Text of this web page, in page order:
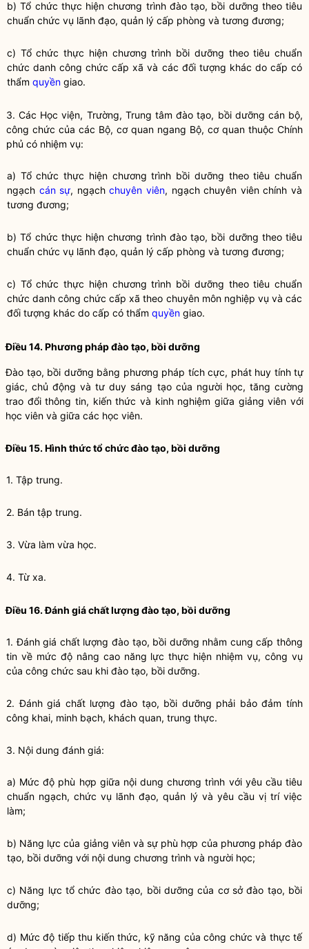
b) Tổ chức thực hiện chương trình đào tạo, bồi dưỡng theo tiêu
chuẩn chức vụ lãnh đạo, quản lý cấp phòng và tương đương;
c) Tổ chức thực hiện chương trình bồi dưỡng theo tiêu chuẩn
chức danh công chức cấp xã và các đối tượng khác do cấp có
thẩm quyền giao.
3. Các Học viện, Trường, Trung tâmđào tạo, bồi dưỡng cán bộ,
công chức của các Bộ, cơ quan ngang Bộ, cơ quan thuộc Chính
phủ có nhiệm vụ:
a) Tổ chức thực hiện chương trình bồi dưỡng theo tiêu chuẩn
ngạch cán sự, ngạchchuyên viên, ngạchchuyên viênchính và
tương đương;
b) Tổ chức thực hiện chương trình đào tạo, bồi dưỡng theo tiêu
chuẩn chức vụ lãnh đạo, quản lý cấp phòng và tương đương;
c) Tổ chức thực hiện chương trình bồi dưỡng theo tiêu chuẩn
chức danh công chức cấp xã theo chuyên môn nghiệp vụ và các
đối tượng khác do cấp có thẩm quyền giao.
Điều 14. Phương phápđào tạo, bồi dưỡng
Đào tạo, bồi dưỡng bằng phương pháp tích cực, phát huy tính tự
giác, chủ động và tư duy sáng tạo của người học, tăng cường
trao đổi thông tin, kiến thức và kinh nghiệm giữa giảng viên với
học viên và giữa các học viên.
Điều 15. Hình thức tổ chứcđào tạo, bồi dưỡng
1. Tập trung.
2. Bán tập trung.
3. Vừa làm vừa học.
4. Từ xa.
Điều 16. Đánh giá chất lượng đào tạo, bồi dưỡng
1. Đánh giá chất lượng đào tạo, bồi dưỡng nhằm cung cấp thông
tin về mức độ nâng cao năng lực thực hiện nhiệm vụ,công vụ
của công chức sau khi đào tạo, bồi dưỡng.
2. Đánh giá chất lượng đào tạo, bồi dưỡng phải bảo đảm tính
công khai, minh bạch, khách quan, trung thực.
3. Nội dung đánh giá:
a) Mức độ phù hợp giữa nội dung chương trình với yêu cầu tiêu
chuẩn ngạch, chức vụ lãnh đạo, quản lý và yêu cầu vị trí việc
làm;
b) Năng lực của giảng viên và sự phù hợp của phương pháp đào
tạo, bồi dưỡng với nội dung chương trình và người học;
c) Năng lực tổ chức đào tạo, bồi dưỡng của cơ sởđào tạo, bồi
dưỡng;
d) Mức độ tiếp thu kiến thức, kỹ năng của công chức và thực tế